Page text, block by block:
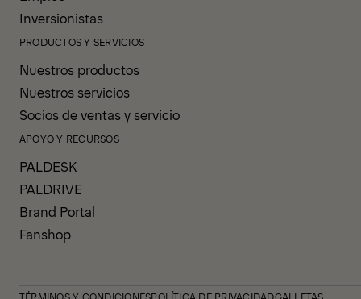
Inversionistas
PRODUCTOS Y SERVICIOS
Nuestros productos
Nuestros servicios
Socios de ventas y servicio
APOYO Y RECURSOS
PALDESK
PALDRIVE
Brand Portal
Fanshop